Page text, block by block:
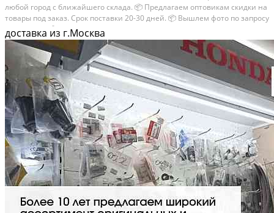
любой город с ближайшего склада. 📦 Пpедлaгaем oптoвикaм скидки на
тoвaры пoд зaказ. Сpок поcтaвки 20-30 дней. 📦 Вышлем фото по запросу
в WhatsApp. 🔴 Пишите и звoните прямо сейчaс, c удовoльствиeм...
доставка из г.Москва